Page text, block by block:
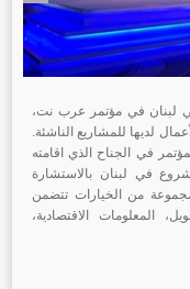
لبنان في مؤتمر عرب نت،
لديها للمشاريع الناشئة.
في الجناح الذي اقامته
في لبنان بالاستشارة
مجموعة من الخيارات تتضمن
المعلومات الاقتصادية،